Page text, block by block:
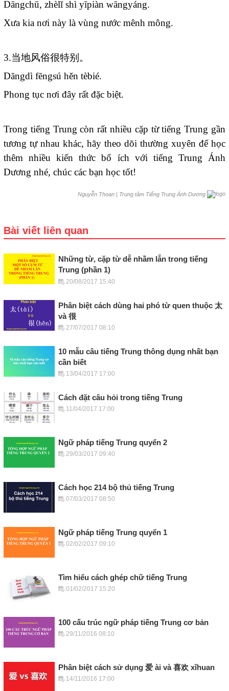
Dāngchū, zhèlǐ shì yīpiàn wāngyáng.
Xưa kia nơi này là vùng nước mênh mông.
3.当地风俗很特别。
Dāngdì fēngsú hěn tèbié.
Phong tục nơi đây rất đặc biệt.
Trong tiếng Trung còn rất nhiều cặp từ tiếng Trung gần
tương tự nhau khác, hãy theo dõi thường xuyên để học
thêm nhiều kiến thức bổ ích với tiếng Trung Ánh
Dương nhé, chúc các bạn học tốt!
Nguyễn Thoan | Trung tâm Tiếng Trung Ánh Dương
Bài viết liên quan
Những từ, cặp từ dễ nhầm lẫn trong tiếng
Trung (phần 1)
20/08/2017 15:40
Phân biệt cách dùng hai phó từ quen thuộc 太
và 很
27/07/2017 08:10
10 mẫu câu tiếng Trung thông dụng nhất bạn
cần biết
13/04/2017 17:00
Cách đặt câu hỏi trong tiếng Trung
11/04/2017 17:00
Ngữ pháp tiếng Trung quyển 2
29/03/2017 09:40
Cách học 214 bộ thủ tiếng Trung
07/03/2017 08:50
Ngữ pháp tiếng Trung quyển 1
02/02/2017 09:10
Tìm hiểu cách ghép chữ tiếng Trung
01/02/2017 15:20
100 cấu trúc ngữ pháp tiếng Trung cơ bản
29/11/2016 08:10
Phân biệt cách sử dụng 爱 ài và 喜欢 xǐhuan
14/11/2016 17:00